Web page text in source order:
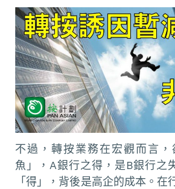
不過，轉按業務在宏觀而言
魚」，A銀行之得，是B銀行之
「得」，背後是高企的成本。在